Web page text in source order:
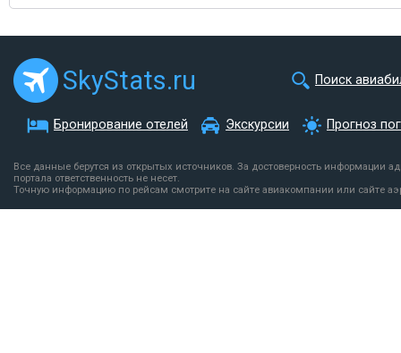
SkyStats.ru Поиск
Бронирование отелей Экскурсии Прогноз
Все данные берутся из открытых источников. За достоверность информации
портала ответственность не несет.
Точную информацию по рейсам смотрите на сайте авиакомпании или сайте